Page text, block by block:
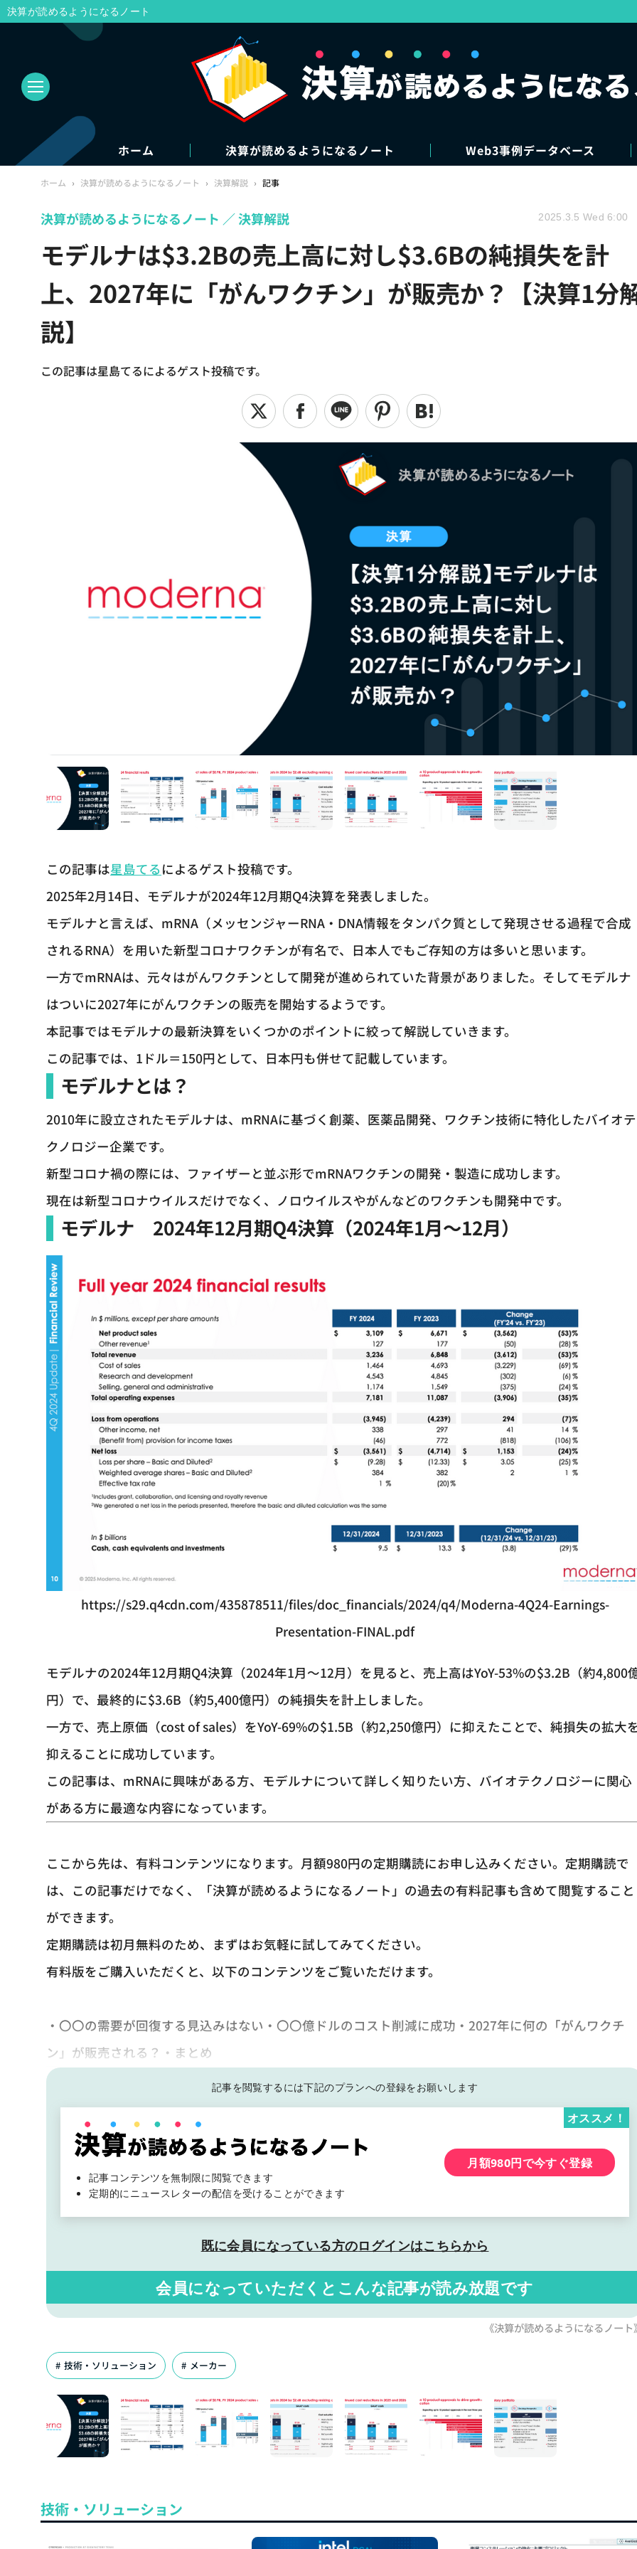
ホーム 決算が読めるようになるノート Web3事例データベース
ホーム › 決算が読めるようになるノート › 決算解説 › 記事
モデルナは$3.2Bの売上高に対し$3.6Bの純損失を計
上、2027年に「がんワクチン」が販売か？【決算1分
説】
この記事は星島てるによるゲスト投稿です。
決算が読めるようになるノート 決算解説 2025.3.5 Wed 6:00
この記事は星島てる によるゲスト投稿です。
2025年2月14日、モデルナが2024年12月期Q4決算を発表しました。
モデルナと言えば、mRNA（メッセンジャーRNA・DNA情報をタンパク質として発現させる過程で合成
されるRNA）を用いた新型コロナワクチンが有名で、日本人でもご存知の方は多いと思います。
一方でmRNAは、元々はがんワクチンとして開発が進められていた背景がありました。そしてモデルナ
はついに2027年にがんワクチンの販売を開始するようです。
本記事ではモデルナの最新決算をいくつかのポイントに絞って解説していきます。
この記事では、1ドル＝150円として、日本円も併せて記載しています。
モデルナとは？
2010年に設立されたモデルナは、mRNAに基づく創薬、医薬品開発、ワクチン技術に特化したバイオテ
クノロジー企業です。
新型コロナ禍の際には、ファイザーと並ぶ形でmRNAワクチンの開発・製造に成功します。
現在は新型コロナウイルスだけでなく、ノロウイルスやがんなどのワクチンも開発中です。
モデルナ 2024年12月期Q4決算（2024年1月～12月）
https://s29.q4cdn.com/435878511/files/doc_financials/2024/q4/Moderna-4Q24-Earnings-
Presentation-FINAL.pdf
モデルナの2024年12月期Q4決算（2024年1月～12月）を見ると、売上高はYoY-53%の$3.2B（約4,800
円）で、最終的に$3.6B（約5,400億円）の純損失を計上しました。
一方で、売上原価（cost of sales）をYoY-69%の$1.5B（約2,250億円）に抑えたことで、純損失の拡大
抑えることに成功しています。
この記事は、mRNAに興味がある方、モデルナについて詳しく知りたい方、バイオテクノロジーに関心
がある方に最適な内容になっています。
ここから先は、有料コンテンツになります。月額980円の定期購読にお申し込みください。定期購読で
は、この記事だけでなく、「決算が読めるようになるノート」の過去の有料記事も含めて閲覧すること
ができます。
定期購読は初月無料のため、まずはお気軽に試してみてください。
有料版をご購入いただくと、以下のコンテンツをご覧いただけます。
・〇〇の需要が回復する見込みはない・〇〇億ドルのコスト削減に成功・2027年に何の「がんワクチ
ン」が販売される？・まとめ
記事を閲覧するには下記のプランへの登録をお願いします
記事コンテンツを無制限に閲覧できます
定期的にニュースレターの配信を受けることができます
オススメ！
月額980円で今すぐ登録
既に会員になっている方のログインはこちらから
会員になっていただくと こんな記事が読み放題です
《決算が読めるようになるノート
技術・ソリューション メーカー
技術・ソリューション
決算が読めるようになるノート